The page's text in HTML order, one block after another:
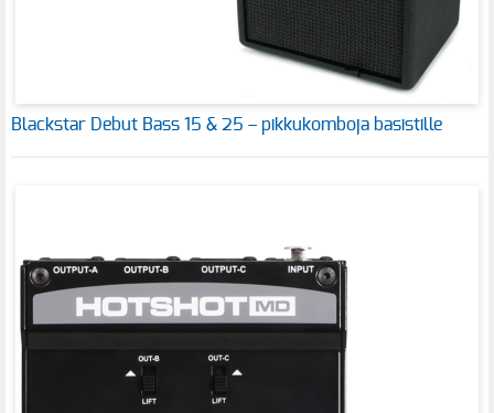
Blackstar Debut Bass 15 & 25 – pikkukomboja basistille